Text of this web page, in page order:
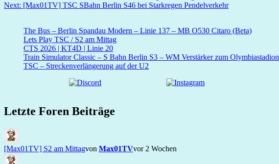
Next: [Max01TV] TSC SBahn Berlin S46 bei Starkregen Pendelverkehr
The Bus – Berlin Spandau Modern – Linie 137 – MB O530 Citaro (Beta)
Lets Play TSC / S2 am Mittag
CTS 2026 | KT4D | Linie 20
Train Simulator Classic – S Bahn Berlin S3 – WM Verstärker zum Olymbiastadion
TSC – Streckenverlängerung auf der U2
Letzte Foren Beiträge
[Max01TV] S2 am Mittagvon Max01TVvor 2 Wochen